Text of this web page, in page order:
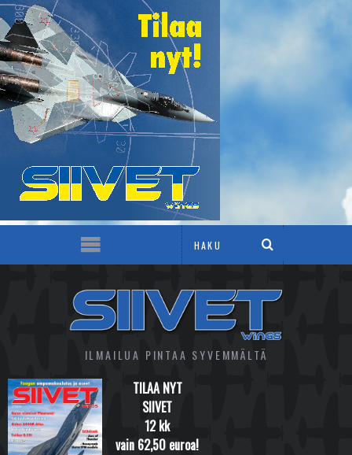
ILMAILUA PINTAA SYVEMMÄLTÄ
TILAA NYT
SIIVET
12 kk
vain 62,50 euroa!